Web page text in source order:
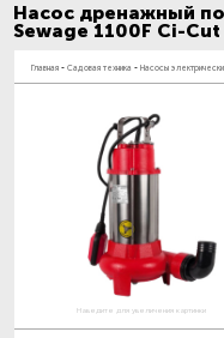
Насос дренажный
Sewage 1100F Ci-Cut
Главная - Садовая техника - Насосы
Наведите для увеличения картинки